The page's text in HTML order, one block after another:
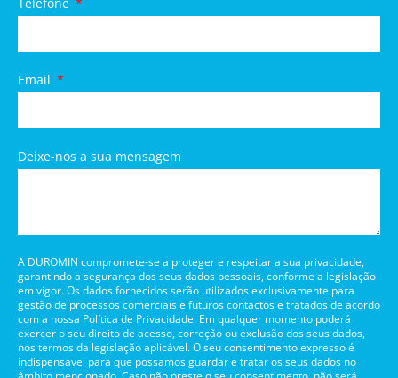
Email
Deixe-nos a sua mensagem
A DUROMIN compromete-se a proteger e respeitar a sua privacidade,
garantindo a segurança dos seus dados pessoais, conforme a legislação
em vigor. Os dados fornecidos serão utilizados exclusivamente para
gestão de processos comerciais e futuros contactos e tratados de acordo
com a nossa Política de Privacidade. Em qualquer momento poderá
exercer o seu direito de acesso, correção ou exclusão dos seus dados,
nos termos da legislação aplicável. O seu consentimento expresso é
indispensável para que possamos guardar e tratar os seus dados no